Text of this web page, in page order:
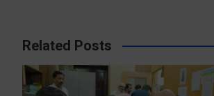
Related Posts